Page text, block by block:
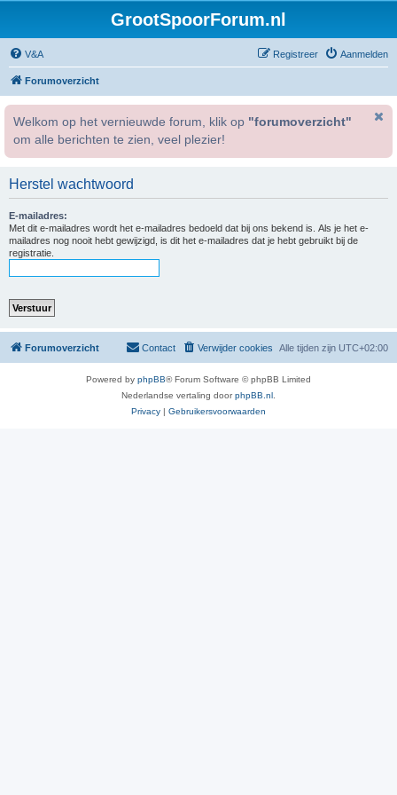
GrootSpoorForum.nl
V&A Aanmelden
Registreer
Forumoverzicht
Welkom op het vernieuwde forum, klik op "forumoverzicht"
om alle berichten te zien, veel plezier!
Herstel wachtwoord
E-mailadres:
Met dit e-mailadres wordt het e-mailadres bedoeld dat bij ons bekend is. Als je het e-
mailadres nog nooit hebt gewijzigd, is dit het e-mailadres dat je hebt gebruikt bij de
registratie.
Forumoverzicht Alle tijden zijn UTC+02:00
Verwijder cookies
Contact
Powered by phpBB® Forum Software © phpBB Limited
Nederlandse vertaling doorphpBB.nl
Privacy | Gebruikersvoorwaarden